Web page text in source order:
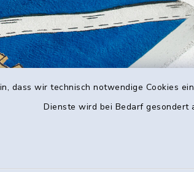
dass wir technisch notwendige Cookies
Dienste wird bei Bedarf gesondert